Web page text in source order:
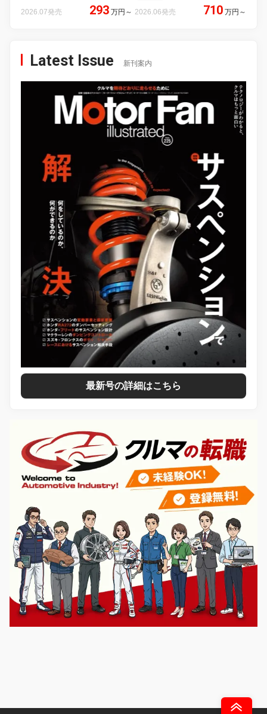
2026.07発売 293 万円 ～ 2026.06発売 710 万円 ～
Latest Issue 新刊案内
最新号の詳細はこちら